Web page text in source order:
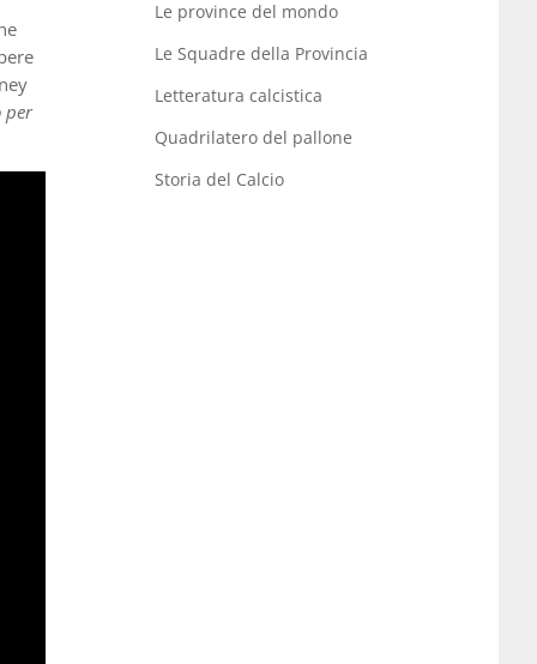
per
Le province del mondo
Le Squadre della Provincia
Letteratura calcistica
Quadrilatero del pallone
Storia del Calcio